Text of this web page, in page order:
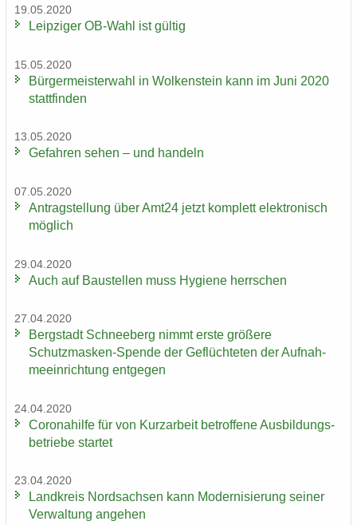
19.05.2020
Leip­zi­ger OB-​Wahl ist gül­tig
15.05.2020
Bür­ger­meis­ter­wahl in Wol­ken­stein kann im Juni 2020
statt­fin­den
13.05.2020
Ge­fah­ren sehen – und han­deln
07.05.2020
An­trag­stel­lung über Amt24 jetzt kom­plett elek­tro­nisch
mög­lich
29.04.2020
Auch auf Bau­stel­len muss Hy­gie­ne herr­schen
27.04.2020
Berg­stadt Schnee­berg nimmt erste grö­ße­re
Schutzmasken-​Spende der Ge­flüch­te­ten der Auf­nah­
me­ein­rich­tung ent­ge­gen
24.04.2020
Co­ro­na­hil­fe für von Kurz­ar­beit be­trof­fe­ne Aus­bil­dungs­
be­trie­be star­tet
23.04.2020
Land­kreis Nord­sach­sen kann Mo­der­ni­sie­rung sei­ner
Ver­wal­tung an­ge­hen